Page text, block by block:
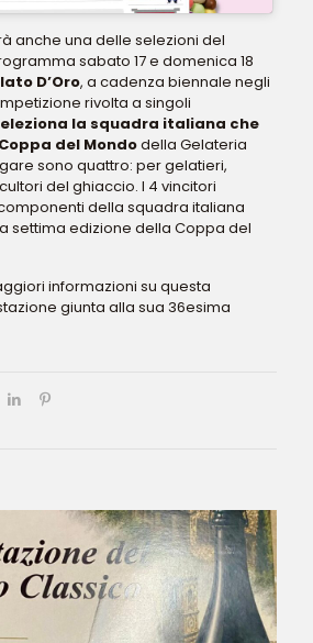
anche una delle selezioni del
sabato 17 e domenica 18
D’Oro, a cadenza biennale negli
rivolta a singoli
la squadra italiana che
del Mondodella Gelateria
sono quattro: per gelatieri,
del ghiaccio. I 4 vincitori
della squadra italiana
settima edizione della Coppa del
informazioni su questa
giunta alla sua 36esima